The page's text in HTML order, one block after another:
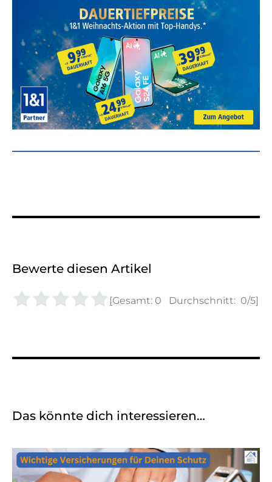
Bewerte diesen Artikel
[Gesamt: 0 Durchschnitt: 0/5]
Das könnte dich interessieren…